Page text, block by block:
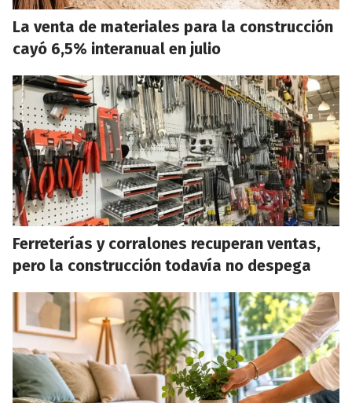
La venta de materiales para la construcción
cayó 6,5% interanual en julio
Ferreterías y corralones recuperan ventas,
pero la construcción todavía no despega